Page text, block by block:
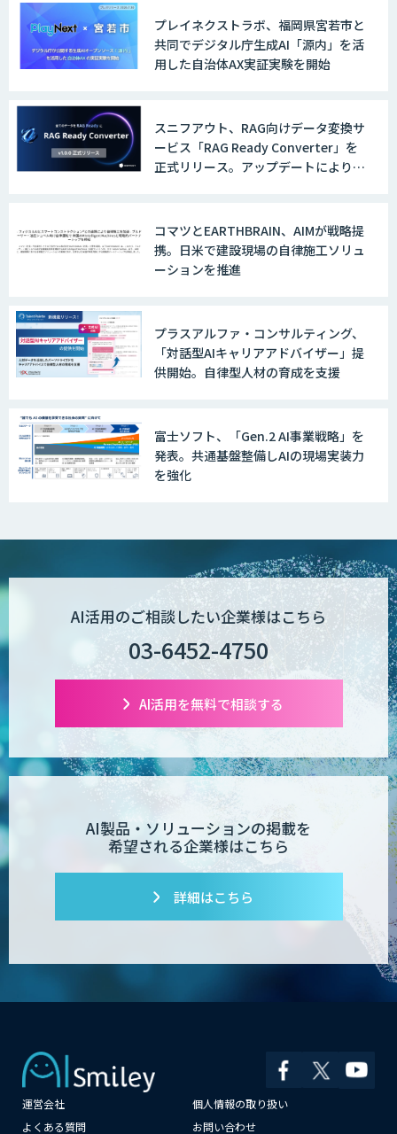
AI/DXソリューションサービス
AI/DXデータ分析サービス
MAISTER™
収益最大化モデル
PriceRobo
プレイネクストラボ、福岡県宮若市と
共同でデジタル庁生成AI「源内」を活
用した自治体AX実証実験を開始
スニフアウト、RAG向けデータ変換サ
ービス「RAG Ready Converter」を
正式リリース。アップデートにより変
コマツとEARTHBRAIN、AIMが戦略提
携。日米で建設現場の自律施工ソリュ
ーションを推進
プラスアルファ・コンサルティング、
「対話型AIキャリアアドバイザー」提
供開始。自律型人材の育成を支援
富士ソフト、「Gen.2 AI事業戦略」を
発表。共通基盤整備しAIの現場実装力
を強化
AI活用のご相談したい企業様はこちら
03-6452-4750
AI活用を無料で相談する
AI製品・ソリューションの掲載を
希望される企業様はこちら
詳細はこちら
運営会社
個人情報の取り扱い
よくある質問
お問い合わせ